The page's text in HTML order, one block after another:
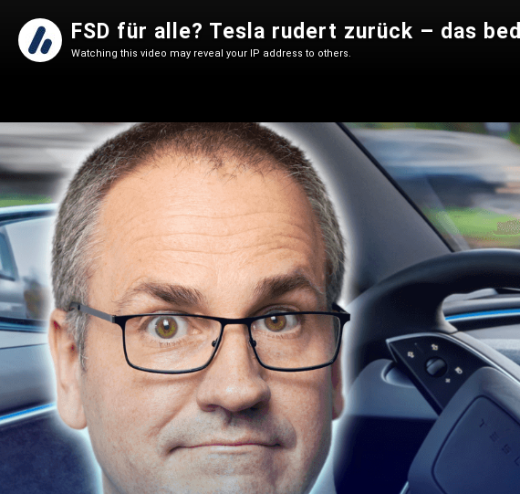
FSD für alle? Tesla rudert zurück – das
Watching this video may reveal your IP address to others.